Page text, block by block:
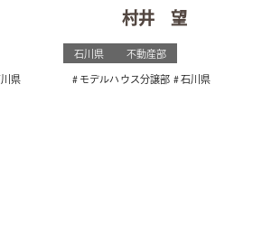
県
村井 望
石川県 不動産部
モデルハウス分譲部 石川県